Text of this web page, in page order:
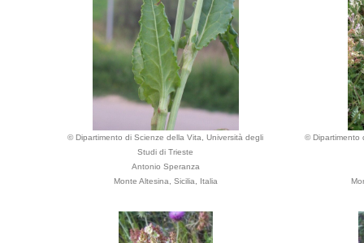
© Dipartimento di Scienze della Vita, Università degli
Studi di Trieste
Antonio Speranza
Monte Altesina, Sicilia, Italia
© Dipartimento